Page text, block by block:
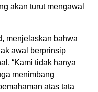
akan turut mengawal
menjelaskan bahwa
awal berprinsip
“Kami tidak hanya
menimbang
atas tata